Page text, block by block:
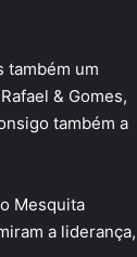
também um
& Gomes,
também a
Mesquita
a liderança,